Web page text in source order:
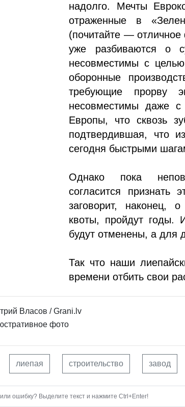
надолго. Мечты
отраженные в
(почитайте — отличное
уже разбиваются о
несовместимы с
оборонные
требующие прорву
несовместимы даже
Европы, что сквозь
подтвердившая, что
сегодня быстрыми
Однако пока
согласится
заговорит, наконец,
квоты, пройдут годы.
будут отменены, а для
Так что наши
времени отбить свои
Власов / Grani.lv
фото
лиепая строительство завод
ошибку? Выделите текст и нажмите Ctrl+Enter!